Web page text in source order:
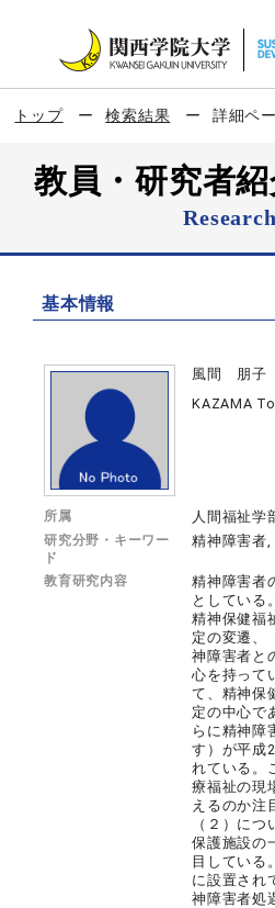
トップ 検索結果 詳細ペ
教員・研究者
基本情報
風間 朋子
KAZAMA
所属 人間福祉学
研究分野・キーワー
ド
精神障害者
教育研究内容
精神障害者
としている
精神保健福
定の変遷、
神障害者と
心を持って
て、精神保
定の中心で
らに精神障
す）が平成
れている。
療福祉の現
えるのか注
（２）に
保護施設の
目している
に設置され
神障害者処